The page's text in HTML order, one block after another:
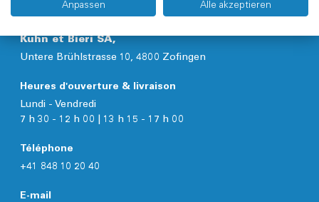
Kuhn et Bieri SA,
Untere Brühlstrasse 10, 4800 Zofingen
Heures d'ouverture & livraison
Lundi - Vendredi
7 h 30 - 12 h 00 | 13 h 15 - 17 h 00
Téléphone
+41 848 10 20 40
E-mail
Anpassen Alle akzeptieren